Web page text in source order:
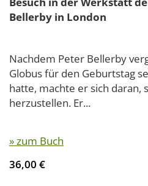
Bellerby in London
Nachdem Peter Bellerby
Globus für den Geburtstag
hatte, machte er sich daran,
herzustellen. Er...
» zum Buch
36,00 €